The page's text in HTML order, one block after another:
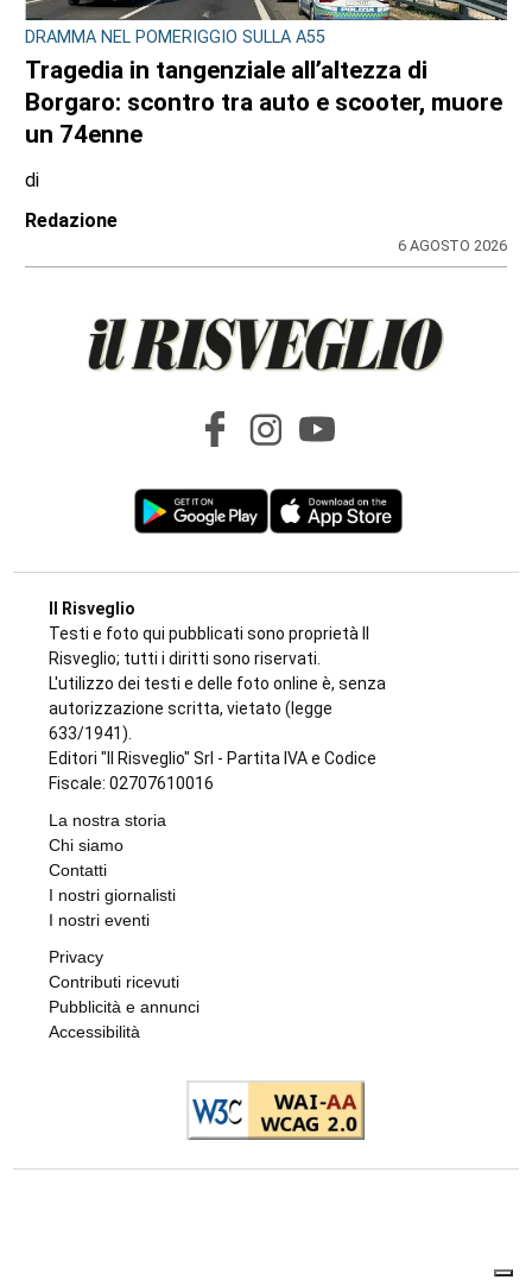
L'EPISODIO LO SCORSO FEBBRAIO
Violenta rissa al Bar Buffet della stazione
di Ivrea: il Questore di Torino emette 7
misure di prevenzione
Redazione
CRONACA
Rivarossa
Alessandra Degl'Innocenti